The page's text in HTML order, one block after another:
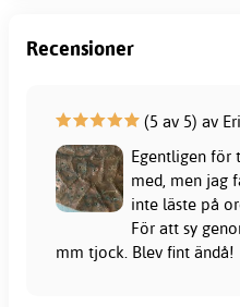
Recensioner
(5 av 5) av
Egentligen
med, men jag
inte läste på
För att sy
mm tjock. Blev fint ändå!